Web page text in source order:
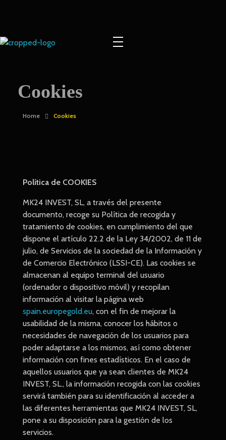
Home Cookies
Cookies
Política de COOKIES
MK24 INVEST, SL, a través del presente
documento, recoge su Política de recogida y
tratamiento de cookies, en cumplimiento del que
dispone el artículo 22.2 de la Ley 34/2002, de 11 de
julio, de Servicios de la sociedad de la Información y
de Comercio Electrónico (LSSI-CE). Las cookies se
almacenan al equipo terminal del usuario
(ordenador o dispositivo móvil) y recopilan
información al visitar la página web
spain.europegold.eu, con el fin de mejorar la
usabilidad de la misma, conocer los hábitos o
necesidades de navegación de los usuarios para
poder adaptarse a los mismos, así como obtener
información con fines estadísticos. En el caso de
aquellos usuarios que ya sean clientes de MK24
INVEST, SL., la información recogida con las cookies
servirá también para su identificación al acceder a
las diferentes herramientas que MK24 INVEST, SL,
pone a su disposición para la gestión de los
servicios.